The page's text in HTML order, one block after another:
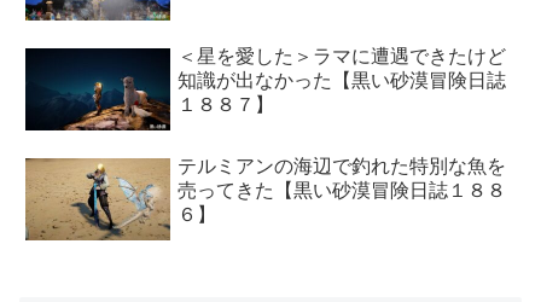
＜星を愛した＞ラマに遭遇できたけど
知識が出なかった【黒い砂漠冒険日誌
１８８７】
テルミアンの海辺で釣れた特別な魚を
売ってきた【黒い砂漠冒険日誌１８８
６】